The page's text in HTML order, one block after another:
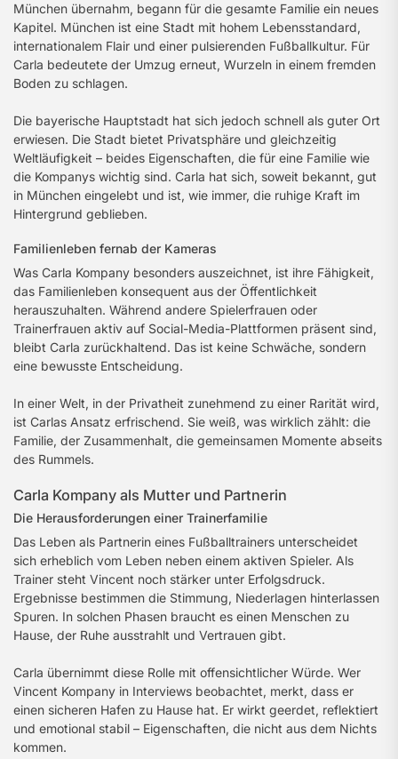
München übernahm, begann für die gesamte Familie ein neues
Kapitel. München ist eine Stadt mit hohem Lebensstandard,
internationalem Flair und einer pulsierenden Fußballkultur. Für
Carla bedeutete der Umzug erneut, Wurzeln in einem fremden
Boden zu schlagen.
Die bayerische Hauptstadt hat sich jedoch schnell als guter Ort
erwiesen. Die Stadt bietet Privatsphäre und gleichzeitig
Weltläufigkeit – beides Eigenschaften, die für eine Familie wie
die Kompanys wichtig sind. Carla hat sich, soweit bekannt, gut
in München eingelebt und ist, wie immer, die ruhige Kraft im
Hintergrund geblieben.
Familienleben fernab der Kameras
Was Carla Kompany besonders auszeichnet, ist ihre Fähigkeit,
das Familienleben konsequent aus der Öffentlichkeit
herauszuhalten. Während andere Spielerfrauen oder
Trainerfrauen aktiv auf Social-Media-Plattformen präsent sind,
bleibt Carla zurückhaltend. Das ist keine Schwäche, sondern
eine bewusste Entscheidung.
In einer Welt, in der Privatheit zunehmend zu einer Rarität wird,
ist Carlas Ansatz erfrischend. Sie weiß, was wirklich zählt: die
Familie, der Zusammenhalt, die gemeinsamen Momente abseits
des Rummels.
Carla Kompany als Mutter und Partnerin
Die Herausforderungen einer Trainerfamilie
Das Leben als Partnerin eines Fußballtrainers unterscheidet
sich erheblich vom Leben neben einem aktiven Spieler. Als
Trainer steht Vincent noch stärker unter Erfolgsdruck.
Ergebnisse bestimmen die Stimmung, Niederlagen hinterlassen
Spuren. In solchen Phasen braucht es einen Menschen zu
Hause, der Ruhe ausstrahlt und Vertrauen gibt.
Carla übernimmt diese Rolle mit offensichtlicher Würde. Wer
Vincent Kompany in Interviews beobachtet, merkt, dass er
einen sicheren Hafen zu Hause hat. Er wirkt geerdet, reflektiert
und emotional stabil – Eigenschaften, die nicht aus dem Nichts
kommen.